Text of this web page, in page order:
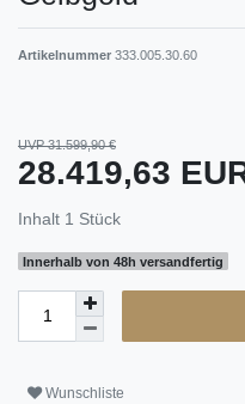
Artikelnummer 333.005.30.60
UVP 31.599,90 €
28.419,63
Inhalt 1 Stück
Innerhalb von 48h versandfertig
Wunschliste